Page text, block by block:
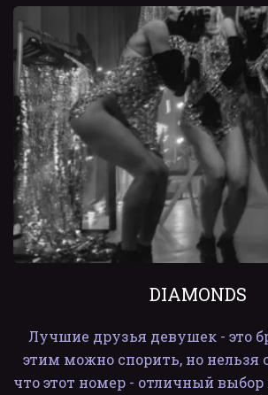
DIAMONDS
Лучшие друзья девушек - это
этим можно спорить, но нельзя
что этот номер - отличный выбор